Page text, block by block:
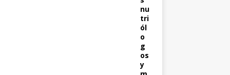
nu
tri
ól
o
g
os
y